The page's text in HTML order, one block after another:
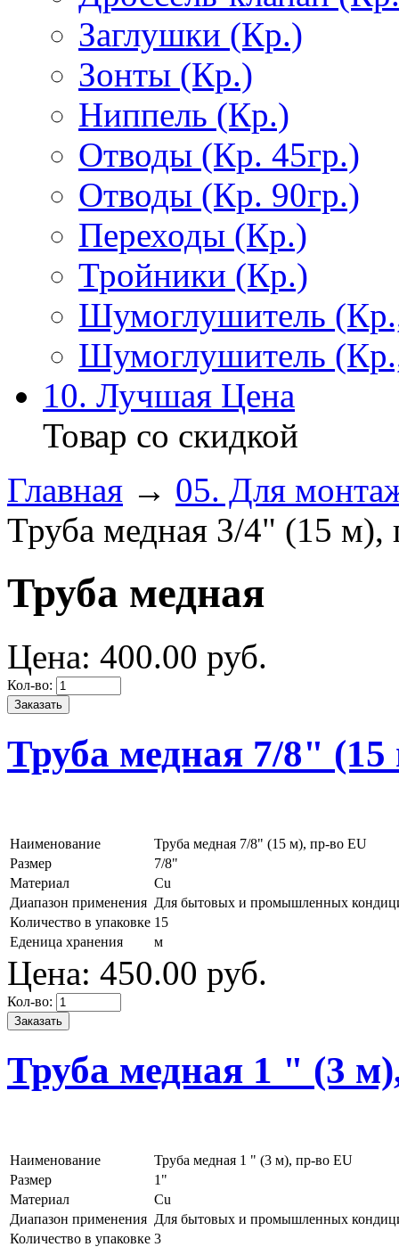
Заглушки (Кр.)
Зонты (Кр.)
Ниппель (Кр.)
Отводы (Кр. 45гр.)
Отводы (Кр. 90гр.)
Переходы (Кр.)
Тройники (Кр.)
Шумоглушитель
Шумоглушитель
10. Лучшая Цена
Товар со скидкой
Главная → 05. Для
Труба медная 3/4" (15 м),
Труба медная
Цена: 400.00 руб.
Кол-во:
Труба медная 7/8"
Наименование
Труба медная 7/8" (15 м), пр-во EU
Размер
7/8"
Материал
Cu
Диапазон применения Для бытовых и промышленных
Количество в упаковке 15
Еденица хранения
м
Цена: 450.00 руб.
Кол-во:
Труба медная 1 " (3
Наименование
Труба медная 1 " (3 м), пр-во EU
Размер
1"
Материал
Cu
Диапазон применения Для бытовых и промышленных
Количество в упаковке 3